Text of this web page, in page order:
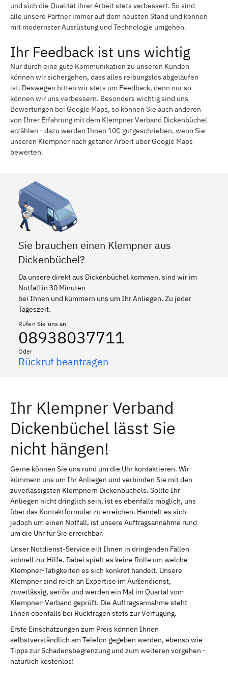
und sich die Qualität ihrer Arbeit stets verbessert. So sind
alle unsere Partner immer auf dem neusten Stand und können
mit modernster Ausrüstung und Technologie umgehen.
Ihr Feedback ist uns wichtig
Nur durch eine gute Kommunikation zu unseren Kunden
können wir sichergehen, dass alles reibungslos abgelaufen
ist. Deswegen bitten wir stets um Feedback, denn nur so
können wir uns verbessern. Besonders wichtig sind uns
Bewertungen bei Google Maps, so können Sie auch anderen
von Ihrer Erfahrung mit dem Klempner Verband Dickenbüchel
erzählen - dazu werden Ihnen 10€ gutgeschrieben, wenn Sie
unseren Klempner nach getaner Arbeit über Google Maps
bewerten.
Sie brauchen einen Klempner aus
Dickenbüchel?
Da unsere direkt aus Dickenbüchel kommen, sind wir im
Notfall in 30 Minuten
bei Ihnen und kümmern uns um Ihr Anliegen. Zu jeder
Tageszeit.
Rufen Sie uns an
08938037711
Oder
Rückruf beantragen
Ihr Klempner Verband
Dickenbüchel lässt Sie
nicht hängen!
Gerne können Sie uns rund um die Uhr kontaktieren. Wir
kümmern uns um Ihr Anliegen und verbinden Sie mit den
zuverlässigsten Klempnern Dickenbüchels. Sollte Ihr
Anliegen nicht dringlich sein, ist es ebenfalls möglich, uns
über das Kontaktformular zu erreichen. Handelt es sich
jedoch um einen Notfall, ist unsere Auftragsannahme rund
um die Uhr für Sie erreichbar.
Unser Notdienst-Service eilt Ihnen in dringenden Fällen
schnell zur Hilfe. Dabei spielt es keine Rolle um welche
Klempner-Tätigkeiten es sich konkret handelt. Unsere
Klempner sind reich an Expertise im Außendienst,
zuverlässig, seriös und werden ein Mal im Quartal vom
Klempner-Verband geprüft. Die Auftragsannahme steht
Ihnen ebenfalls bei Rückfragen stets zur Verfügung.
Erste Einschätzungen zum Preis können Ihnen
selbstverständlich am Telefon gegeben werden, ebenso wie
Tipps zur Schadensbegrenzung und zum weiteren vorgehen -
natürlich kostenlos!